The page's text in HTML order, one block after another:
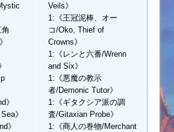
》
》
》
Veils》
1:《王冠泥棒、オー
コ/Oko, Thief of
Crowns》
1:《レンと六番/Wrenn
and Six》
1:《悪魔の教示
者/Demonic Tutor》
1:《ギタクシア派の調
査/Gitaxian Probe》
1:《商人の巻物/Merchant